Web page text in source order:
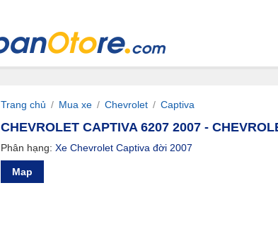
Trang chủ / Mua xe / Chevrolet / Captiva
CHEVROLET CAPTIVA 6207 2007 -
Phân hạng: Xe Chevrolet Captiva đời 2007
Map